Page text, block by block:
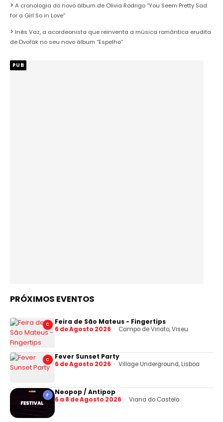
A cronologia do novo álbum de Olivia Rodrigo “You Seem Pretty Sad
for a Girl So in Love”
Inês Vaz, a acordeonista que reinventa a música romântica erudita
de Dvořák no seu novo álbum “Espelho”
PUB
PRÓXIMOS EVENTOS
C Feira de São Mateus - Fingertips
6 de Agosto 2026 Campo de Viriato, Viseu
C Fever Sunset Party
6 de Agosto 2026 Village Underground, Lisboa
F Neopop / Antipop
6 a 8 de Agosto 2026 Viana do Castelo